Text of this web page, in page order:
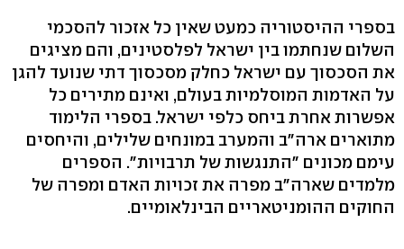
בספרי ההיסטוריה כמעט שאין כל אזכור להסכמי
השלום שנחתמו בין ישראל לפלסטינים, והם מציגים
את הסכסוך עם ישראל כחלק מסכסוך דתי שנועד להגן
על האדמות המוסלמיות בעולם, ואינם מתירים כל
אפשרות אחרת ביחס כלפי ישראל. בספרי הלימוד
מתוארים ארה"ב והמערב במונחים שלילים, והיחסים
עימם מכונים "התנגשות של תרבויות". הספרים
מלמדים שארה"ב מפרה את זכויות האדם ומפרה של
החוקים ההומניטאריים הבינלאומיים.